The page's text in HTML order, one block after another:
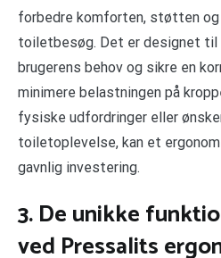
forbedre komforten, støtten og
toiletbesøg. Det er designet til
brugerens behov og sikre en
minimere belastningen på
fysiske udfordringer eller
toiletoplevelse, kan et
gavnlig investering.
3. De unikke
ved Pressalits